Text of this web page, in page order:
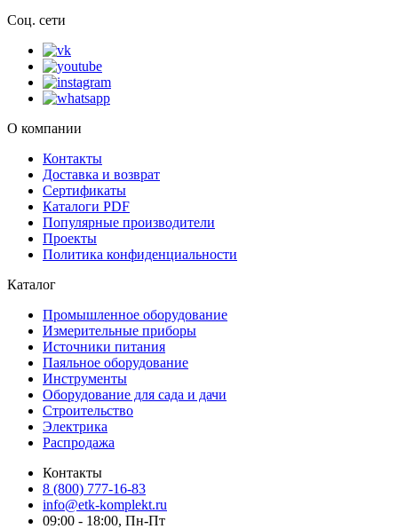
Соц. сети
О компании
Контакты
Доставка и возврат
Сертификаты
Каталоги PDF
Популярные производители
Проекты
Политика конфиденциальности
Каталог
Промышленное оборудование
Измерительные приборы
Источники питания
Паяльное оборудование
Инструменты
Оборудование для сада и дачи
Строительство
Электрика
Распродажа
Контакты
8 (800) 777-16-83
info@etk-komplekt.ru
09:00 - 18:00, Пн-Пт